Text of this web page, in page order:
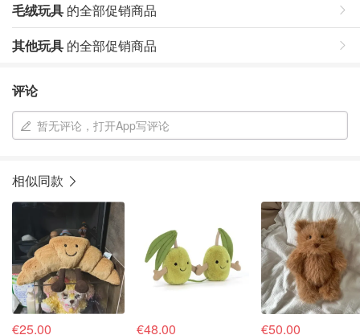
毛绒玩具 的全部促销商品
其他玩具 的全部促销商品
评论
暂无评论，打开App写评论
相似同款
€25.00 €48.00 €50.00